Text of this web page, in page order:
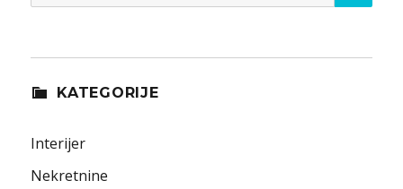
for:
KATEGORIJE
Interijer
Nekretnine